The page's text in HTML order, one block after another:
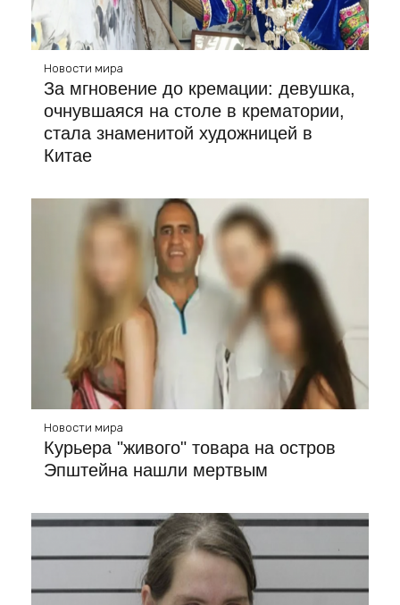
Новости мира
За мгновение до кремации: девушка,
очнувшаяся на столе в крематории,
стала знаменитой художницей в
Китае
Новости мира
Курьера "живого" товара на остров
Эпштейна нашли мертвым